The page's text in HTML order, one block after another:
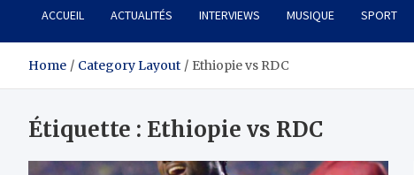
ACCUEIL ACTUALITÉS INTERVIEWS MUSIQUE SPORT
Home Category Layout Ethiopie vs RDC
Étiquette : Ethiopie vs RDC